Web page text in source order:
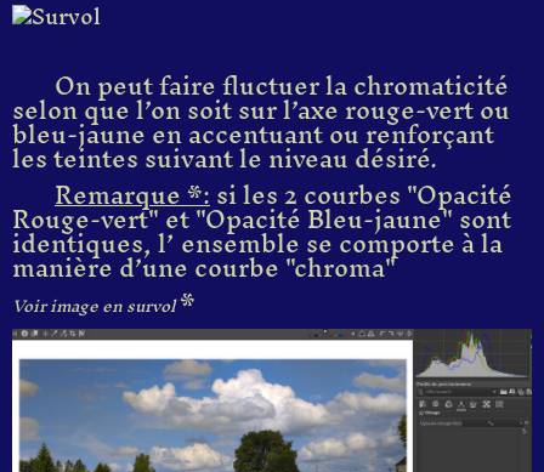
On peut faire fluctuer la chromaticité
selon que l’on soit sur l’axe rouge-vert ou
bleu-jaune en accentuant ou renforçant
les teintes suivant le niveau désiré.
Remarque *:si les 2 courbes "Opacité
Rouge-vert" et "Opacité Bleu-jaune" sont
identiques, l’ ensemble se comporte à la
manière d’une courbe "chroma"
Voir image en survol*